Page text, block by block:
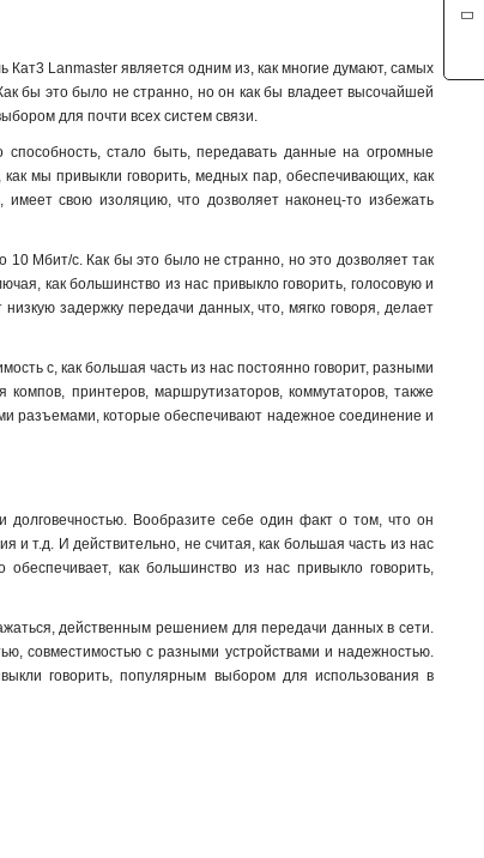
Lanmaster является одним из, как многие думают, самых
бы это было не странно, но он как бы владеет высочайшей
для почти всех систем связи.
способность, стало быть, передавать данные на огромные
как мы привыкли говорить, медных пар, обеспечивающих, как
свою изоляцию, что дозволяет наконец-то избежать
Мбит/с. Как бы это было не странно, но это дозволяет так
как большинство из нас привыкло говорить, голосовую и
задержку передачи данных, что, мягко говоря, делает
с, как большая часть из нас постоянно говорит, разными
принтеров, маршрутизаторов, коммутаторов, также
разъемами, которые обеспечивают надежное соединение и
долговечностью. Вообразите себе один факт о том, что он
и т.д. И действительно, не считая, как большая часть из нас
как большинство из нас привыкло говорить,
действенным решением для передачи данных в сети.
совместимостью с разными устройствами и надежностью.
говорить, популярным выбором для использования в